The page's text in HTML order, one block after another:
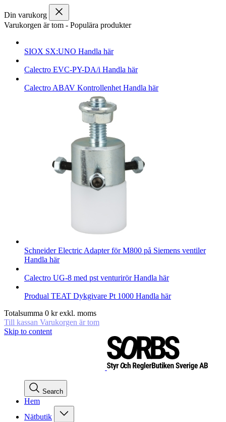
Din varukorg
Varukorgen är tom - Populära produkter
SIOX SX:UNO Handla här
Calectro EVC-PY-DA/i Handla här
Calectro ABAV Kontrollenhet Handla här
Schneider Electric Adapter för M800 på Siemens ventiler
Handla här
Calectro UG-8 med pst venturirörHandla här
Produal TEAT Dykgivare Pt 1000 Handla här
Totalsumma 0 kr exkl. moms
Till kassan Varukorgen är tom
Skip to content
Search
Hem
Nätbutik